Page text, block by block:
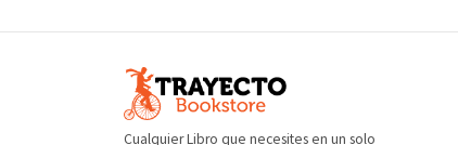
Cualquier Libro que necesites en un solo